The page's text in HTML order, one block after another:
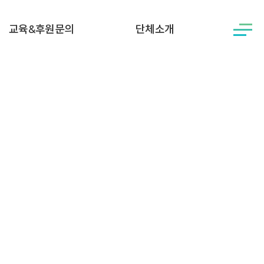
교육&후원문의 단체소개